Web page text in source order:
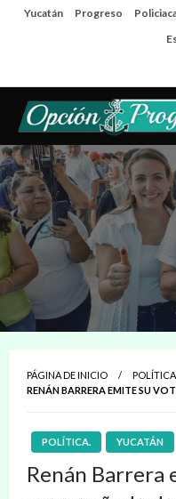
SaltaYucatán Progreso
Opción Progreso
Las noticias del día a
PÁGINA DE INICIO
POLÍTICA.
RENÁN BARRERA EMITE SU
POLÍTICA. YUCATÁN
Renán Barrera